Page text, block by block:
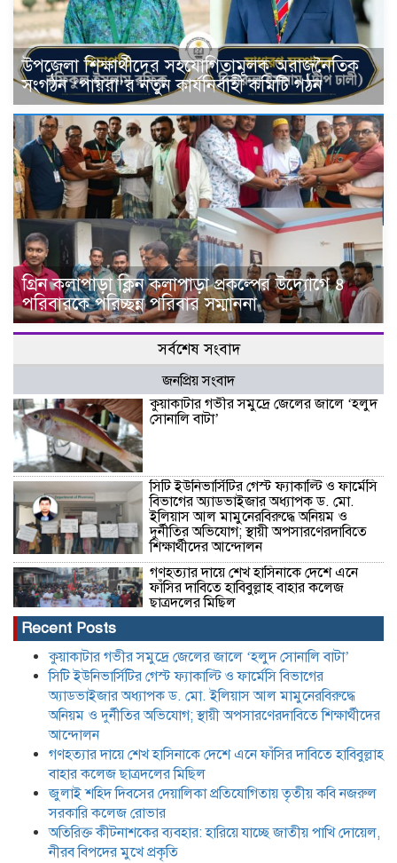
উপজেলা শিক্ষার্থীদের সহযোগিতামূলক অরাজনৈতিক
সংগঠন ‘পায়রা’র নতুন কার্যনির্বাহী কমিটি গঠন
গ্রিন কলাপাড়া ক্লিন কলাপাড়া প্রকল্পের উদ্যোগে ৪
পরিবারকে পরিচ্ছন্ন পরিবার সম্মাননা
সর্বশেষ সংবাদ
জনপ্রিয় সংবাদ
কুয়াকাটার গভীর সমুদ্রে জেলের জালে ‘হলুদ
সোনালি বাটা’
সিটি ইউনিভার্সিটির গেস্ট ফ্যাকাল্টি ও ফার্মেসি
বিভাগের অ্যাডভাইজার অধ্যাপক ড. মো.
ইলিয়াস আল মামুনেরবিরুদ্ধে অনিয়ম ও
দুর্নীতির অভিযোগ; স্থায়ী অপসারণেরদাবিতে
শিক্ষার্থীদের আন্দোলন
গণহত্যার দায়ে শেখ হাসিনাকে দেশে এনে
ফাঁসির দাবিতে হাবিবুল্লাহ বাহার কলেজ
ছাত্রদলের মিছিল
জুলাই শহিদ দিবসের দেয়ালিকা প্রতিযোগিতায়
তৃতীয় কবি নজরুল সরকারি কলেজ রোভার
জাতীয় পাখি দোয়েল, নীরব বিপদের মুখে
প্রকৃতি
বাংলা, ইংরেজি ও গণিতে কোনো শিক্ষার্থী যেন
পিছিয়ে না থাকে: শিক্ষকদের দায়িত্বশীল
ভূমিকার নির্দেশ
Recent Posts
কুয়াকাটার গভীর সমুদ্রে জেলের জালে ‘হলুদ সোনালি বাটা’
সিটি ইউনিভার্সিটির গেস্ট ফ্যাকাল্টি ও ফার্মেসি বিভাগের
অ্যাডভাইজার অধ্যাপক ড. মো. ইলিয়াস আল মামুনেরবিরুদ্ধে
অনিয়ম ও দুর্নীতির অভিযোগ; স্থায়ী অপসারণেরদাবিতে শিক্ষার্থীদের
আন্দোলন
গণহত্যার দায়ে শেখ হাসিনাকে দেশে এনে ফাঁসির দাবিতে হাবিবুল্লাহ
বাহার কলেজ ছাত্রদলের মিছিল
জুলাই শহিদ দিবসের দেয়ালিকা প্রতিযোগিতায় তৃতীয় কবি নজরুল
সরকারি কলেজ রোভার
অতিরিক্ত কীটনাশকের ব্যবহার: হারিয়ে যাচ্ছে জাতীয় পাখি দোয়েল,
নীরব বিপদের মুখে প্রকৃতি